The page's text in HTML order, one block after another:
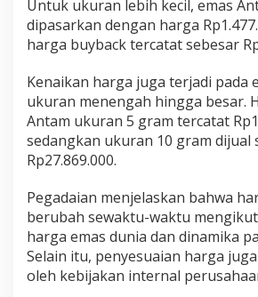
Untuk ukuran lebih kecil, emas
dipasarkan dengan harga
harga buyback tercatat sebesar
Kenaikan harga juga terjadi pada
ukuran menengah hingga besar.
Antam ukuran 5 gram tercatat
sedangkan ukuran 10 gram dijual
Rp27.869.000.
Pegadaian menjelaskan bahwa
berubah sewaktu-waktu
harga emas dunia dan dinamika
Selain itu, penyesuaian harga
oleh kebijakan internal